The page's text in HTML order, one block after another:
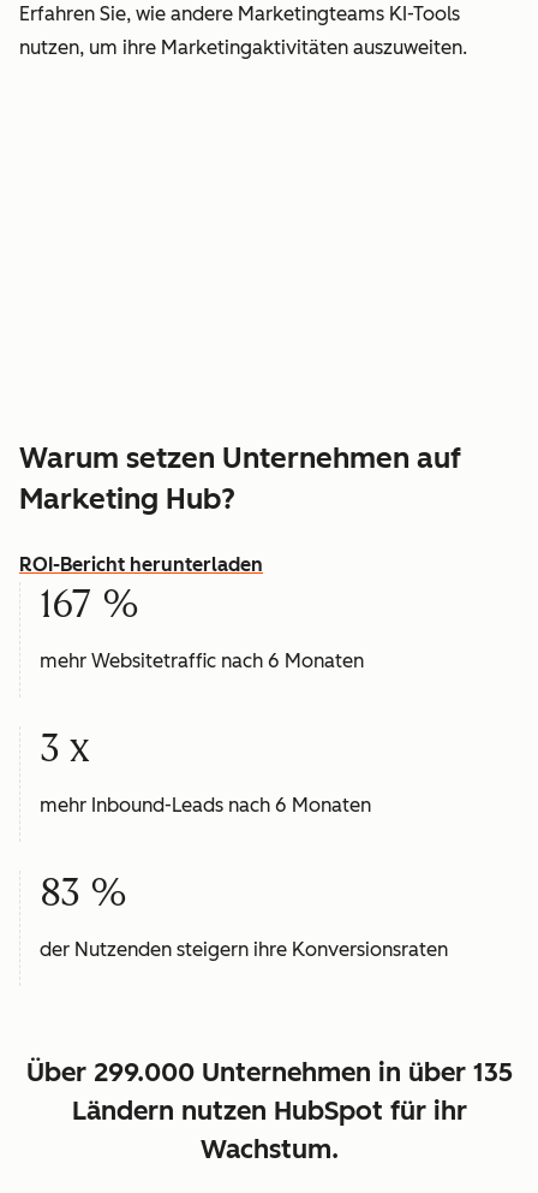
Erfahren Sie, wie andere Marketingteams KI-Tools
nutzen, um ihre Marketingaktivitäten auszuweiten.
Warum setzen Unternehmen auf
Marketing Hub?
ROI-Bericht herunterladen
167 %
mehr Websitetraffic nach 6 Monaten
3 x
mehr Inbound-Leads nach 6 Monaten
83 %
der Nutzenden steigern ihre Konversionsraten
Über 299.000 Unternehmen in über 135
Ländern nutzen HubSpot für ihr
Wachstum.